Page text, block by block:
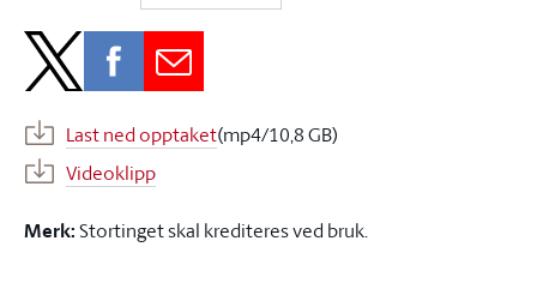
Last ned opptaket(mp4/10,8 GB)
Videoklipp
Merk:Stortinget skal krediteres ved bruk.